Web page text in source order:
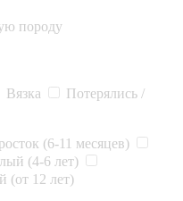
породу
Вязка
Потерялись /
(6-11 месяцев)
(4-6 лет)
(от 12 лет)